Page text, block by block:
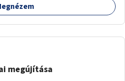
megújítása